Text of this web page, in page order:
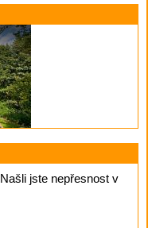
Našli jste nepřesnost v